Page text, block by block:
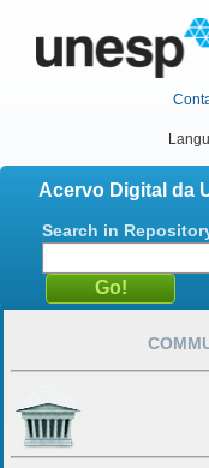
Acervo Digital da
Search in